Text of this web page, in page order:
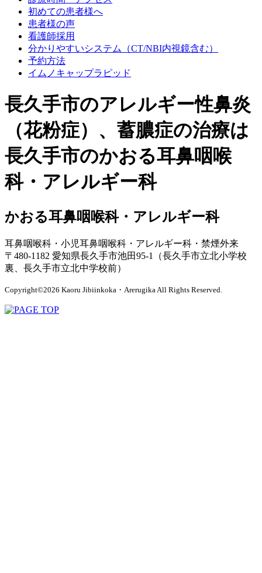
初めての患者様へ
患者様の声
看護師採用
分かりやすいシステム
（CT/NBI内視鏡含む）
予約方法
イムノキャップラピッド
長久手市のアレルギー性鼻炎
（花粉症）、蓄膿症の治療は
長久手市のかおる耳鼻咽喉
科・アレルギー科
かおる耳鼻咽喉科・アレルギー科
耳鼻咽喉科・小児耳鼻咽喉科・アレルギー科・禁煙外来
〒480-1182 愛知県長久手市池田95-1（長久手市立北小学校
裏、長久手市立北中学校前）
Copyright©2026 Kaoru Jibiinkoka・Arerugika All Rights Reserved.